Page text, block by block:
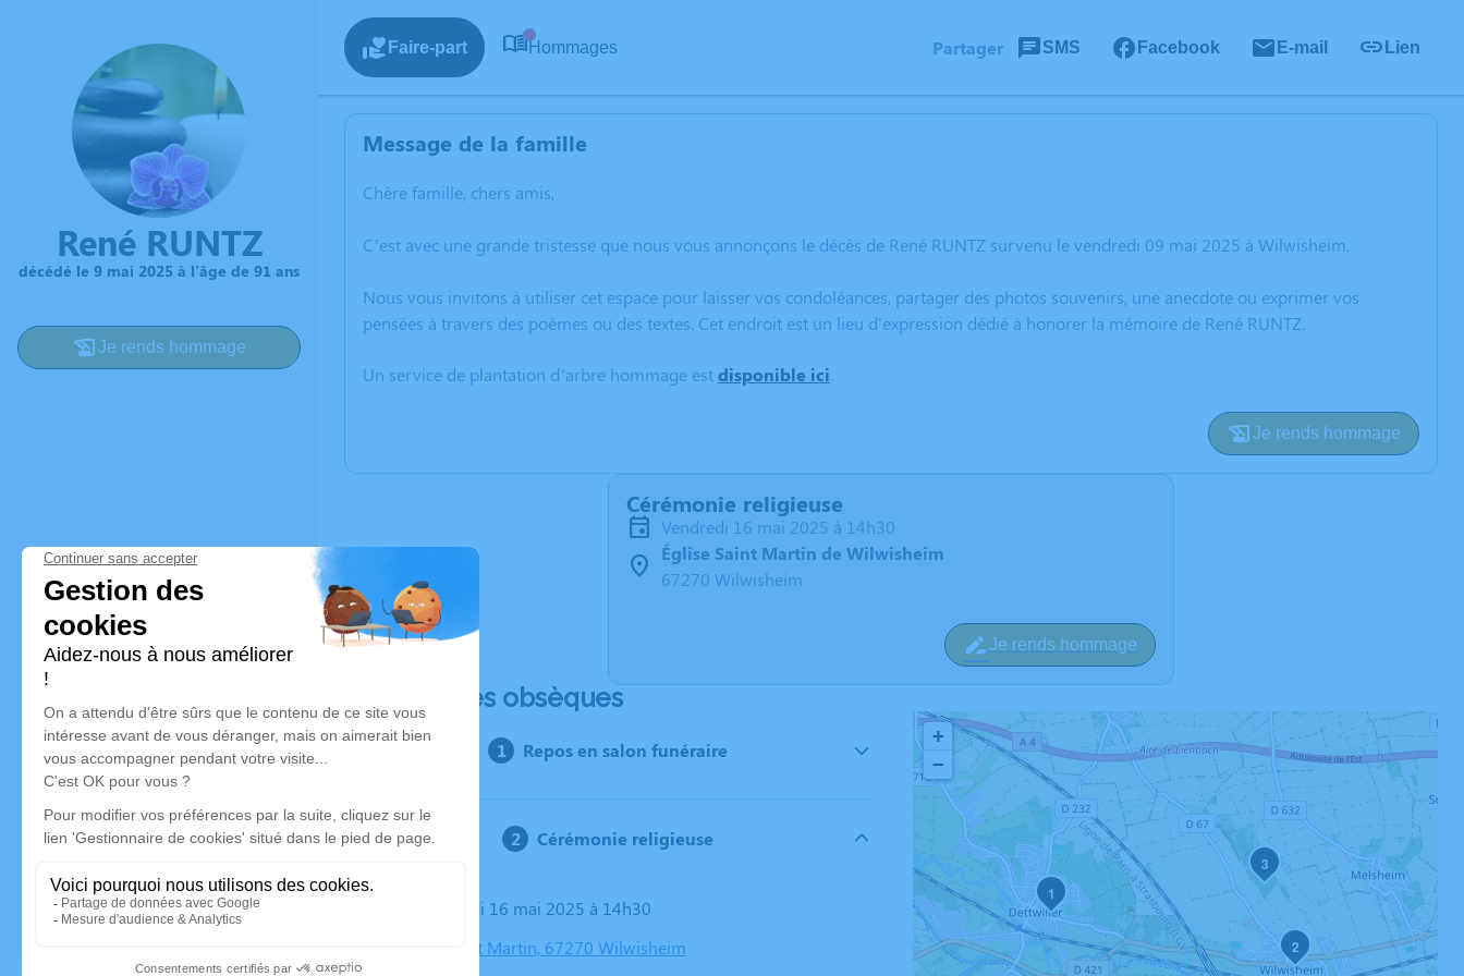
René RUNTZ
décédé le 9 mai 2025 à l'âge de 91 ans
Je rends hommage
Faire-part Hommages Partager SMS Facebook E-mail Lien
Message de la famille
Chère famille, chers amis,
C’est avec une grande tristesse que nous vous annonçons le décès de René RUNTZ survenu le vendredi 09 mai 2025 à Wilwisheim.
Nous vous invitons à utiliser cet espace pour laisser vos condoléances, partager des photos souvenirs, une anecdote ou exprimer vos
pensées à travers des poèmes ou des textes. Cet endroit est un lieu d'expression dédié à honorer la mémoire de René RUNTZ.
Un service de plantation d’arbre hommage estdisponible ici.
Je rends hommage
Cérémonie religieuse
vendredi 16 mai 2025 à 14h30
Église Saint Martin de Wilwisheim
67270 Wilwisheim
Je rends hommage
Déroulé des obsèques
Repos en salon funéraire
Cérémonie religieuse
Le vendredi 16 mai 2025 à 14h30
Église Saint Martin, 67270 Wilwisheim
1
2
3
+
−